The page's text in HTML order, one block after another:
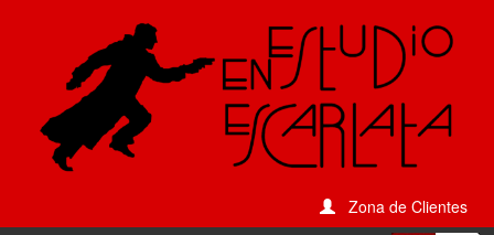
Zona de Clientes